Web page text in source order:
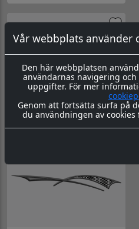
Vår webbplats använder
Den här webbplatsen
användarnas navigering
uppgifter. För mer
Genom att fortsätta surfa på
du användningen av
Extreme dekorsats Exe 103
Purple